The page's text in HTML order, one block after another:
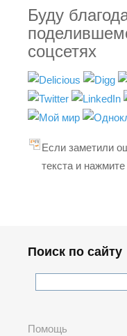
Буду
соцсетях
Если заметили
текста и
Поиск по сайту
Помощь